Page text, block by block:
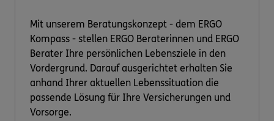
Mit unserem Beratungskonzept - dem ERGO
Kompass - stellen ERGO Beraterinnen und ERGO
Berater Ihre persönlichen Lebensziele in den
Vordergrund. Darauf ausgerichtet erhalten Sie
anhand Ihrer aktuellen Lebenssituation die
passende Lösung für Ihre Versicherungen und
Vorsorge.